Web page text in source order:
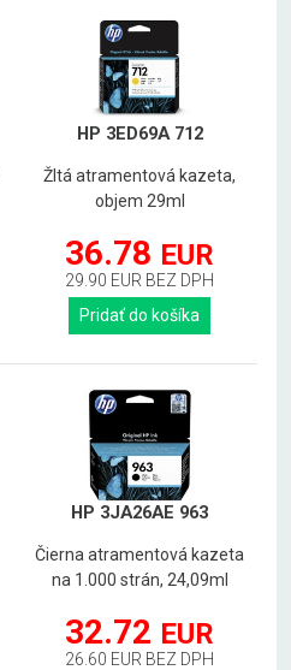
HP 3ED69A 712
Žltá atramentová kazeta,
objem 29ml
36.78 EUR
29.90 EUR BEZ DPH
Pridať do košíka
HP 3JA26AE 963
Čierna atramentová kazeta
na 1.000 strán, 24,09ml
32.72 EUR
26.60 EUR BEZ DPH